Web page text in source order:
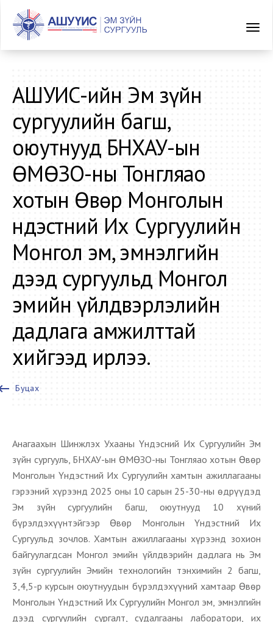
АШУҮИС-ийн Эм зүйн
сургуулийн багш,
оюутнууд БНХАУ-ын
ӨМӨЗО-ны Тонгляао
хотын Өвөр Монголын
Үндэстний Их Сургуулийн
Монгол эм, эмнэлгийн
дээд сургуульд Монгол
эмийн үйлдвэрлэлийн
дадлага амжилттай
хийгээд ирлээ.
Буцах
Анагаахын Шинжлэх Ухааны Үндэсний Их Сургуулийн Эм
зүйн сургууль, БНХАУ-ын ӨМӨЗО-ны Тонгляао хотын Өвөр
Монголын Үндэстний Их Сургуулийн хамтын ажиллагааны
гэрээний хүрээнд 2025 оны 10 сарын 25-30-ны өдрүүдэд
Эм зүйн сургуулийн багш, оюутнууд 10 хүний
бүрэлдэхүүнтэйгээр Өвөр Монголын Үндэстний Их
Сургуульд зочлов. Хамтын ажиллагааны хүрээнд зохион
байгуулагдсан Монгол эмийн үйлдвэрийн дадлага нь Эм
зүйн сургуулийн Эмийн технологийн тэнхимийн 2 багш,
3,4,5-р курсын оюутнуудын бүрэлдэхүүний хамтаар Өвөр
Монголын Үндэстний Их Сургуулийн Монгол эм, эмнэлгийн
дээд сургуулийн сургалт, судалгааны лаборатори, их